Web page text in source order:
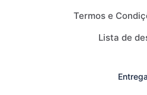
Termos e
Lista de
Entrega